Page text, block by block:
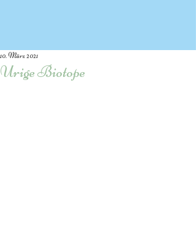
Urige Biotope
10. März 2021